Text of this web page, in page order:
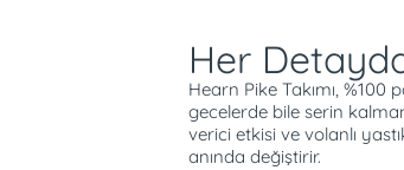
Her
Hearn Pike Takımı,
gecelerde bile serin
verici etkisi ve volanlı
anında değiştirir.